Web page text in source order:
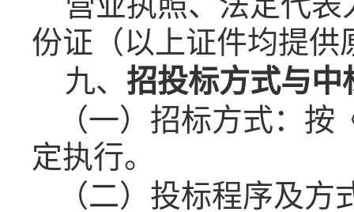
份证 （以上证件均提供
九、 招投标方式与中
（一） 招标方式： 按
定执行。
（二） 投标程序及方